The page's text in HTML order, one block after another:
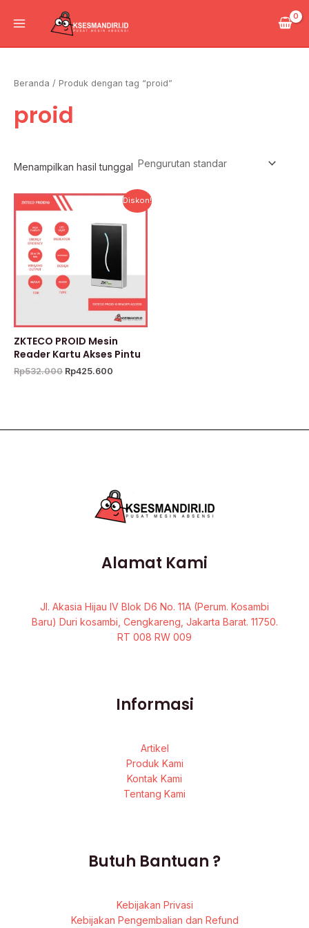
Beranda / Produk dengan tag “proid”
proid
Menampilkan hasil tunggal
Diskon!
ZKTECO PROID Mesin
Reader Kartu Akses Pintu
Rp532.000
Harga
aslinya
Rp532.000.
Rp425.600
Harga
saat
Alamat Kami
Jl. Akasia Hijau IV Blok D6 No. 11A (Perum. Kosambi
Baru) Duri kosambi, Cengkareng, Jakarta Barat. 11750.
RT 008 RW 009
Informasi
Artikel
Produk Kami
Kontak Kami
Tentang Kami
Butuh Bantuan ?
Kebijakan Privasi
Kebijakan Pengembalian dan Refund